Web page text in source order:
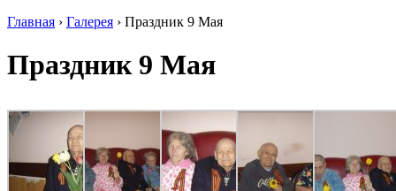
Главная › Галерея › Праздник 9 Мая
Праздник 9 Мая